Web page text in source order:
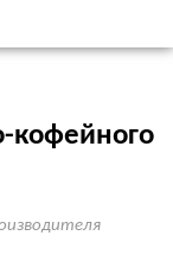
кофейного